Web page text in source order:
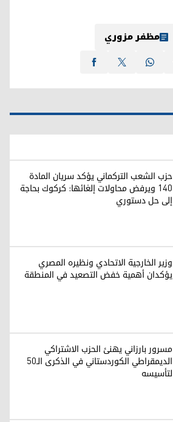
مظفر مزوري
حزب الشعب التركماني يؤكد سريان المادة
140 ويرفض محاولات إلغائها: كركوك بحاجة
إلى حل دستوري
وزير الخارجية الاتحادي ونظيره المصري
يؤكدان أهمية خفض التصعيد في المنطقة
مسرور بارزاني يهنئ الحزب الاشتراكي
الديمقراطي الكوردستاني في الذكرى الـ50
لتأسيسه